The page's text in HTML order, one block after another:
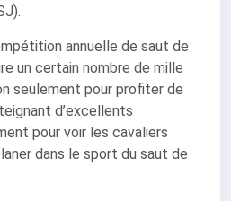
annuelle de saut de
un certain nombre de mille
seulement pour profiter de
d’excellents
pour voir les cavaliers
dans le sport du saut de